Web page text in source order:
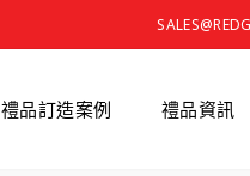
禮品訂造案例 禮品資訊